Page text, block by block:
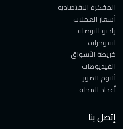
المفكرة الاقتصاديه
أسعار العملات
راديو البوصلة
انفوجراف
خريطة الأسواق
الفيديوهات
ألبوم الصور
أعداد المجله
إتصل بنا